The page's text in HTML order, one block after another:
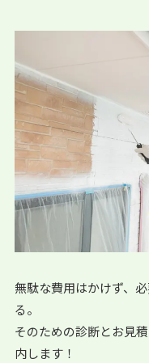
無駄な費用はかけず、
る。
そのための診断とお見積
内します！